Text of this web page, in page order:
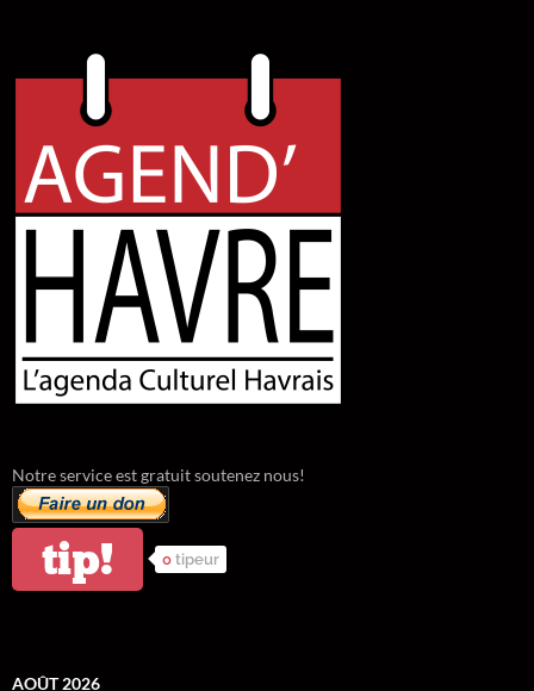
Notre service est gratuit soutenez nous!
tip! 0 tipeur
AOÛT 2026